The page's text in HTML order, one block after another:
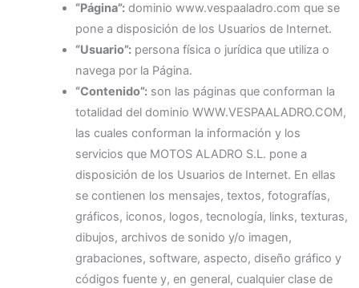
“Página”:dominio www.vespaaladro.com que se
pone a disposición de los Usuarios de Internet.
“Usuario”:persona física o jurídica que utiliza o
navega por la Página.
“Contenido”:son las páginas que conforman la
totalidad del dominio WWW.VESPAALADRO.COM,
las cuales conforman la información y los
servicios que MOTOS ALADRO S.L. pone a
disposición de los Usuarios de Internet. En ellas
se contienen los mensajes, textos, fotografías,
gráficos, iconos, logos, tecnología, links, texturas,
dibujos, archivos de sonido y/o imagen,
grabaciones, software, aspecto, diseño gráfico y
códigos fuente y, en general, cualquier clase de